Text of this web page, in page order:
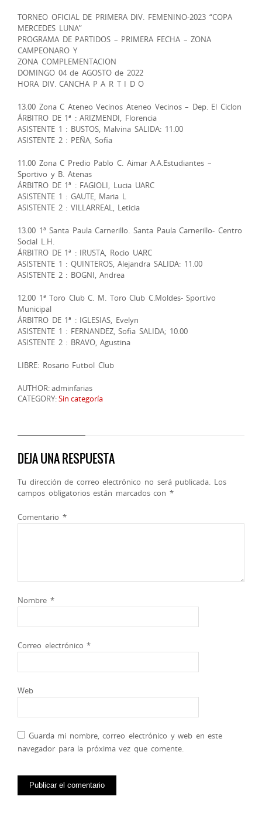
TORNEO OFICIAL DE PRIMERA DIV. FEMENINO-2023 “COPA
MERCEDES LUNA”
PROGRAMA DE PARTIDOS – PRIMERA FECHA – ZONA
CAMPEONARO Y
ZONA COMPLEMENTACION
DOMINGO 04 de AGOSTO de 2022
HORA DIV. CANCHA P A R T I D O
13.00 Zona C Ateneo Vecinos Ateneo Vecinos – Dep. El Ciclon
ÁRBITRO DE 1ª : ARIZMENDI, Florencia
ASISTENTE 1 : BUSTOS, Malvina SALIDA: 11.00
ASISTENTE 2 : PEÑA, Sofia
11.00 Zona C Predio Pablo C. Aimar A.A.Estudiantes –
Sportivo y B. Atenas
ÁRBITRO DE 1ª : FAGIOLI, Lucia UARC
ASISTENTE 1 : GAUTE, Maria L
ASISTENTE 2 : VILLARREAL, Leticia
13.00 1ª Santa Paula Carnerillo. Santa Paula Carnerillo- Centro
Social L.H.
ÁRBITRO DE 1ª : IRUSTA, Rocio UARC
ASISTENTE 1 : QUINTEROS, Alejandra SALIDA: 11.00
ASISTENTE 2 : BOGNI, Andrea
12.00 1ª Toro Club C. M. Toro Club C.Moldes- Sportivo
Municipal
ÁRBITRO DE 1ª : IGLESIAS, Evelyn
ASISTENTE 1 : FERNANDEZ, Sofia SALIDA; 10.00
ASISTENTE 2 : BRAVO, Agustina
LIBRE: Rosario Futbol Club
AUTHOR: adminfarias
CATEGORY:Sin categoría
DEJA UNA RESPUESTA
Tu dirección de correo electrónico no será publicada. Los
campos obligatorios están marcados con *
Comentario *
Nombre *
Correo electrónico*
Web
Guarda mi nombre, correo electrónico y web en este
navegador para la próxima vez que comente.